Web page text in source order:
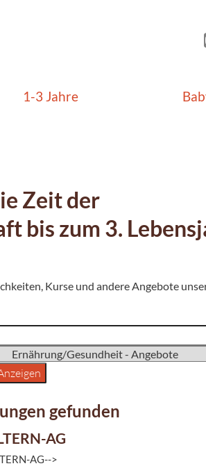
1-3 Jahre
Zeit der
bis zum 3.
Kurse und andere Angebote
gefunden
AG
AG-->